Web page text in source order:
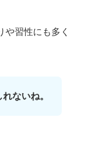
や習性にも多く
ないね。